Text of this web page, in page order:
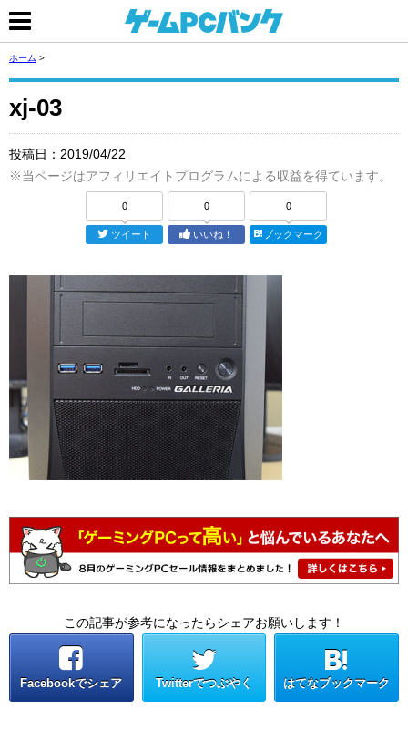
ホーム >
xj-03
投稿日： 2019/04/22
※当ページはアフィリエイトプログラムによる収益を得ています。
0
ツイート
0
いいね！
0
ブックマーク
この記事が参考になったらシェアお願いします！
Facebookでシェア Twitterでつぶやく はてなブックマーク